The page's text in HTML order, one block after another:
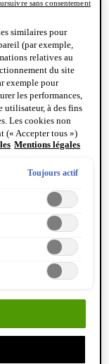
1 de manière
maintenir
avoir été
•
• BIS-
similaires pour
(par exemple,
relatives au
du site
exemple pour
les performances,
utilisateur, à des fins
Les cookies non
(« Accepter tous »)
également
modifier votre
notre politique
Mentions légales
Toujours actif
sans consentement